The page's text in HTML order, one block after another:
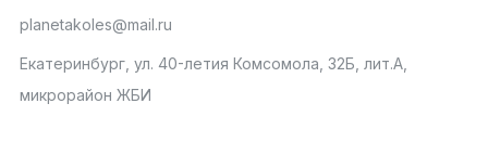
planetakoles@mail.ru
Екатеринбург, ул. 40-летия Комсомола, 32Б, лит.А,
микрорайон ЖБИ